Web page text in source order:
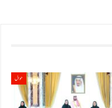
حوال